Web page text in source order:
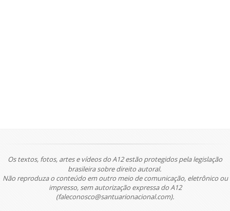
Os textos, fotos, artes e vídeos do A12 estão protegidos pela legislação
brasileira sobre direito autoral.
Não reproduza o conteúdo em outro meio de comunicação, eletrônico ou
impresso, sem autorização expressa do A12
(faleconosco@santuarionacional.com).